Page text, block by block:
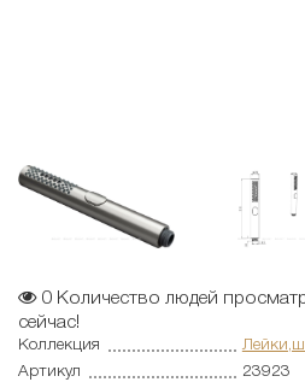
0 Количество людей
сейчас!
Коллекция
Артикул
23923